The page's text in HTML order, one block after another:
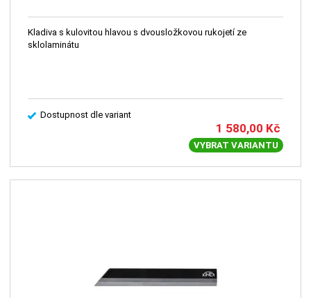
Kladiva s kulovitou hlavou s dvousložkovou rukojetí ze
sklolaminátu
Dostupnost dle variant
1 580,00 Kč
VYBRAT VARIANTU